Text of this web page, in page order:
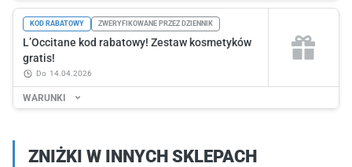
KOD RABATOWY ZWERYFIKOWANE PRZEZ DZIENNIK
L’Occitane kod rabatowy! Zestaw kosmetyków
gratis!
do 14.04.2026
WARUNKI
ZNIŻKI W INNYCH SKLEPACH